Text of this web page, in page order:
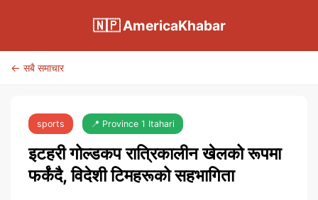
🇳🇵 AmericaKhabar
← सबै समाचार
sports 📍 Province 1 Itahari
इटहरी गोल्डकप रात्रिकालीन खेलको रूपमा
फर्कंदै, विदेशी टिमहरूको सहभागिता